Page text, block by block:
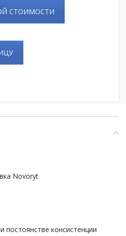
СТОИМОСТИ
Novoryt
постоянстве консистенции